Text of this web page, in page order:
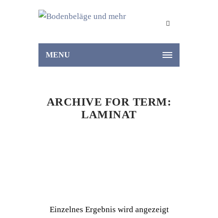
MENU
ARCHIVE FOR TERM:
LAMINAT
Einzelnes Ergebnis wird angezeigt